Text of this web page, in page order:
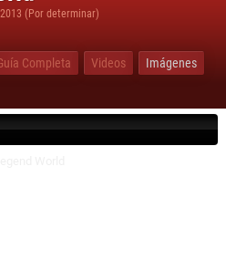
(Por determinar)
Completa Videos
Imágenes